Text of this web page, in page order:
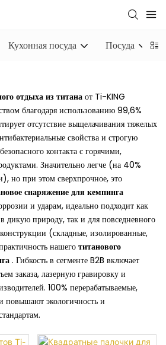
Кухонная посуда Посуда
отдыха из титана от Ti-KING
благодаря использованию 99,6%
отсутствие выщелачивания тяжелых
свойства и строгую
контакта с горячими,
Значительно легче (на 40%
но при этом сверхпрочное, это
снаряжение для кемпинга
и ударам, идеально подходит как
дикую природу, так и для повседневного
(складные, изолированные,
нашего титанового
. Гибкость в сегменте B2B включает
заказа, лазерную гравировку и
100% перерабатываемые,
повышают экологичность и